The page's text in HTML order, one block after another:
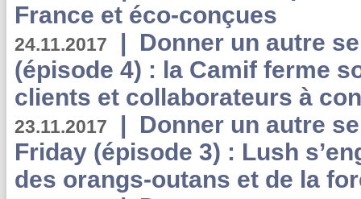
France et éco-conçues
24.11.2017 | Donner un autre
(épisode 4) : la Camif ferme
clients et collaborateurs à
23.11.2017 | Donner un autre
Friday (épisode 3) : Lush
des orangs-outans et de la